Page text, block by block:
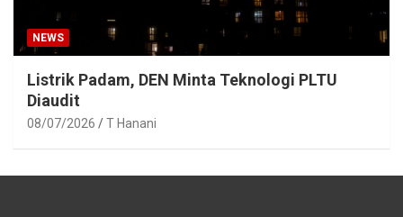
NEWS
Listrik Padam, DEN Minta Teknologi PLTU
Diaudit
08/07/2026 T Hanani